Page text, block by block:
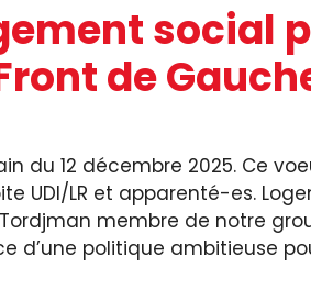
social
de
du 12 décembre 2025. Ce
UDI/LR et apparenté-es.
membre de notre
d’une politique ambitieuse